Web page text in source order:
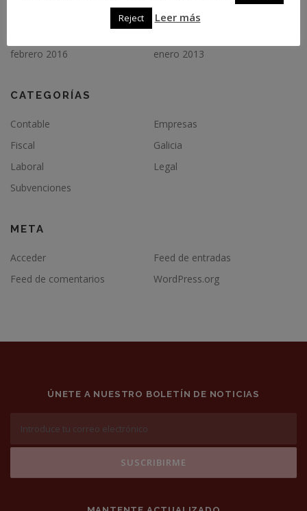
febrero 2016
enero 2013
CATEGORÍAS
Contable
Empresas
Fiscal
Galicia
Laboral
Legal
Subvenciones
META
Acceder
Feed de entradas
Feed de comentarios
WordPress.org
ÚNETE A NUESTRO BOLETÍN DE NOTICIAS
Reject
Leer más